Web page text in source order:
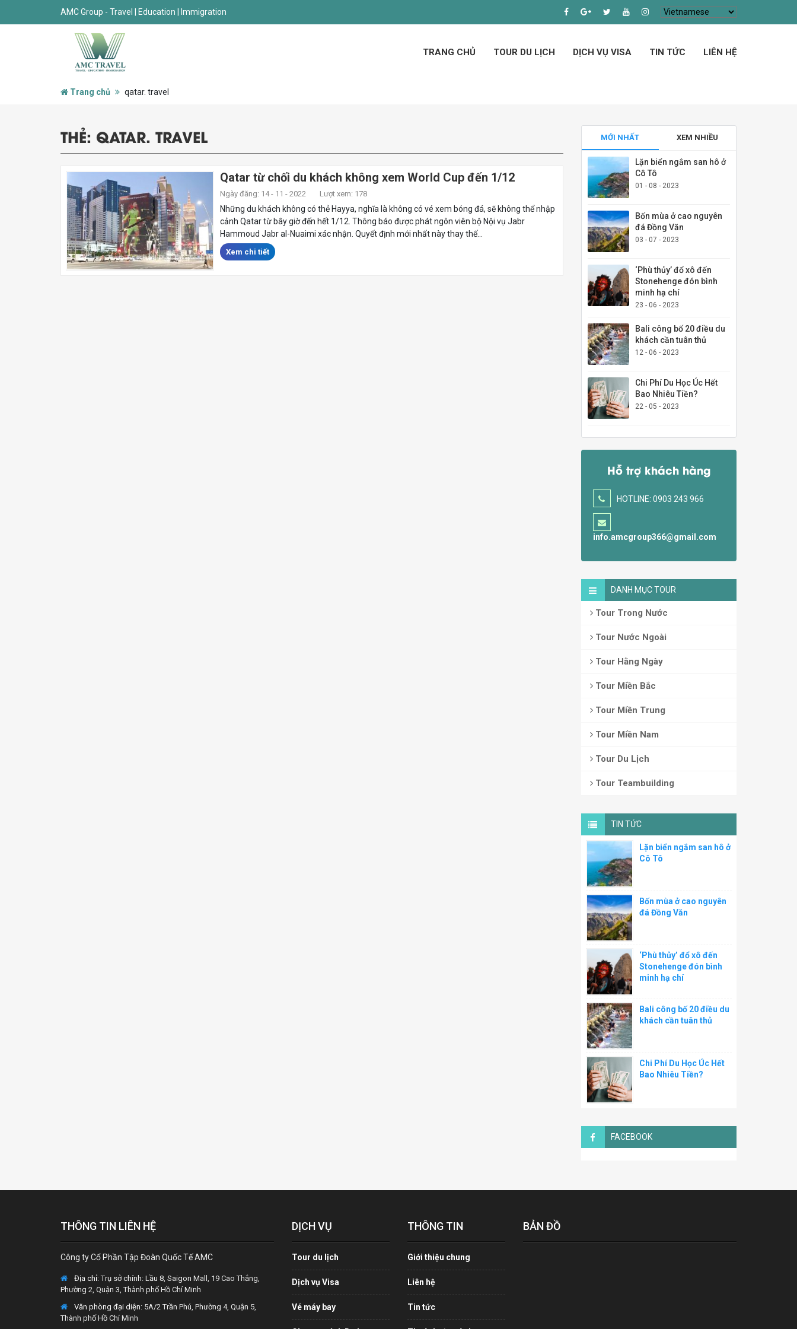
AMC Group - Travel | Education | Immigration
TRANG CHỦ TOUR DU LỊCH DỊCH VỤ VISA TIN TỨC LIÊN HỆ
Trang chủ qatar. travel
THẺ: QATAR. TRAVEL
Qatar từ chối du khách không xem World Cup đến 1/12
Ngày đăng: 14 - 11 - 2022 Lượt xem: 178
Những du khách không có thẻ Hayya, nghĩa là không có vé xem bóng đá, sẽ không thể nhập
cảnh Qatar từ bây giờ đến hết 1/12. Thông báo được phát ngôn viên bộ Nội vụ Jabr
Hammoud Jabr al-Nuaimi xác nhận. Quyết định mới nhất này thay thế...
Xem chi tiết
MỚI NHẤT XEM NHIỀU
Lặn biển ngắm san hô ở
Cô Tô
01 - 08 - 2023
Bốn mùa ở cao nguyên
đá Đồng Văn
03 - 07 - 2023
‘Phù thủy’ đổ xô đến
Stonehenge đón bình
minh hạ chí
23 - 06 - 2023
Bali công bố 20 điều du
khách cần tuân thủ
12 - 06 - 2023
Chi Phí Du Học Úc Hết
Bao Nhiêu Tiền?
22 - 05 - 2023
Hỗ trợ khách hàng
HOTLINE: 0903 243 966
info.amcgroup366@gmail.com
DANH MỤC TOUR
Tour Trong Nước
Tour Nước Ngoài
Tour Hằng Ngày
Tour Miền Bắc
Tour Miền Trung
Tour Miền Nam
Tour Du Lịch
Tour Teambuilding
TIN TỨC
Lặn biển ngắm san hô ở
Cô Tô
Bốn mùa ở cao nguyên
đá Đồng Văn
‘Phù thủy’ đổ xô đến
Stonehenge đón bình
minh hạ chí
Bali công bố 20 điều du
khách cần tuân thủ
Chi Phí Du Học Úc Hết
Bao Nhiêu Tiền?
FACEBOOK
THÔNG TIN LIÊN HỆ
Công ty Cổ Phần Tập Đoàn Quốc Tế AMC
Địa chỉ:Trụ sở chính: Lầu 8, Saigon Mall, 19 Cao Thắng,
Phường 2, Quận 3, Thành phố Hồ Chí Minh
Văn phòng đại diện: 5A/2 Trần Phú, Phường 4, Quận 5,
Thành phố Hồ Chí Minh
DỊCH VỤ
Tour du lịch
Dịch vụ Visa
Vé máy bay
THÔNG TIN
Giới thiệu chung
Liên hệ
Tin tức
BẢN ĐỒ